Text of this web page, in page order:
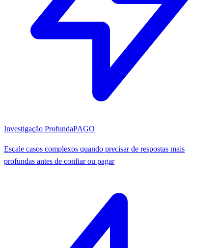
Investigação ProfundaPAGO
Escale casos complexos quando precisar de respostas mais
profundas antes de confiar ou pagar